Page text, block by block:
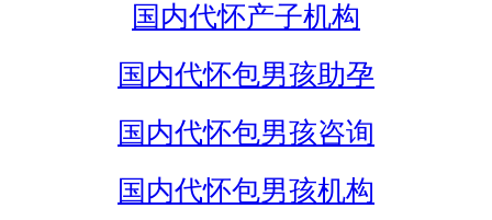
国内代怀产子机构
国内代怀包男孩助孕
国内代怀包男孩咨询
国内代怀包男孩机构